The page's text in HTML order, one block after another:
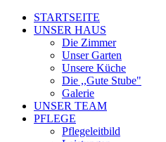
STARTSEITE
UNSER HAUS
Die Zimmer
Unser Garten
Unsere Küche
Die ,,Gute Stube"
Galerie
UNSER TEAM
PFLEGE
Pflegeleitbild